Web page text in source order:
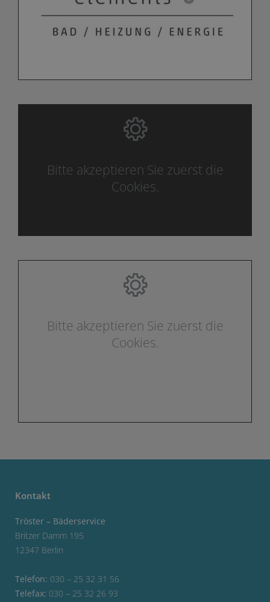
Bitte akzeptieren Sie zuerst die
Cookies.
Bitte akzeptieren Sie zuerst die
Cookies.
Kontakt
Tröster – Bäderservice
Britzer Damm 195
12347 Berlin
Telefon: 030 – 25 32 31 56
Telefax: 030 – 25 32 26 93